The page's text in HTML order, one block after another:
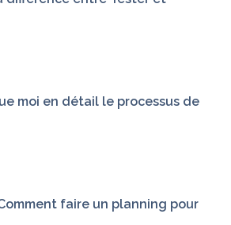
moi en détail le processus de
faire un planning pour